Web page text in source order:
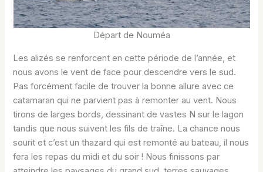
Départ de Nouméa
Les alizés se renforcent en cette période de l’année, et
nous avons le vent de face pour descendre vers le sud.
Pas forcément facile de trouver la bonne allure avec ce
catamaran qui ne parvient pas à remonter au vent. Nous
tirons de larges bords, dessinant de vastes N sur le lagon
tandis que nous suivent les fils de traîne. La chance nous
sourit et c’est un thazard qui est remonté au bateau, il nous
fera les repas du midi et du soir ! Nous finissons par